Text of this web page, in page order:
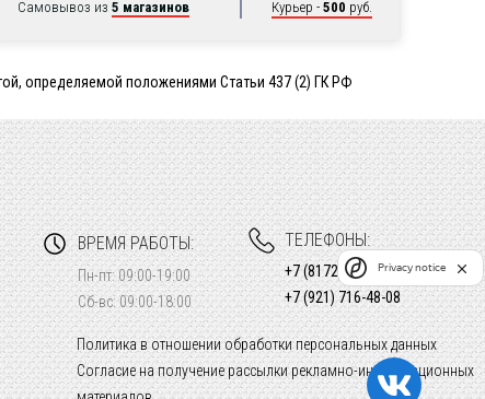
Самовывоз из 5 магазинов Курьер - 500 руб.
определяемой положениями Статьи 437 (2) ГК РФ
ВРЕМЯ РАБОТЫ:
Пн-пт: 09:00-19:00
Сб-вс: 09:00-18:00
Политика в отношении обработки персональных данных
Согласие на получение рассылки рекламно-информационных
ТЕЛЕФОНЫ:
+7 (8172) 26-44-46
+7 (921) 716-48-08
Privacy notice